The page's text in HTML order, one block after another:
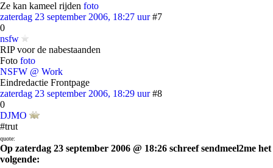
Ze kan kameel rijden foto
zaterdag 23 september 2006, 18:27 uur #7
0
nsfw
RIP voor de nabestaanden
Foto foto
NSFW @ Work
Eindredactie Frontpage
zaterdag 23 september 2006, 18:29 uur #8
0
DJMO
#trut
quote:
Op zaterdag 23 september 2006 @ 18:26 schreef sendmeel2me het
volgende: